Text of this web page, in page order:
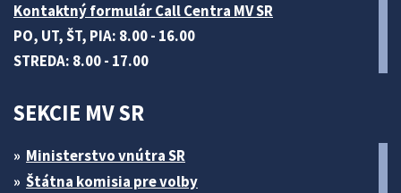
Kontaktný formulár Call Centra MV SR
PO, UT, ŠT, PIA: 8.00 - 16.00
STREDA: 8.00 - 17.00
SEKCIE MV SR
Ministerstvo vnútra SR
Štátna komisia pre volby